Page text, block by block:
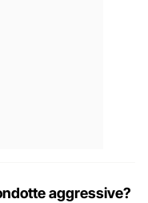
aggressive?